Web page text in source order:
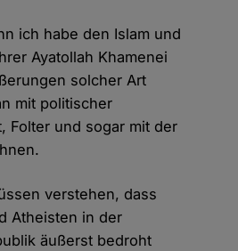
ich habe den Islam und
Ayatollah Khamenei
solcher Art
mit politischer
Folter und sogar mit der
verstehen, dass
Atheisten in der
äußerst bedroht